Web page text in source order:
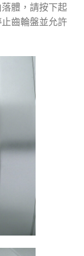
體，請按下起
齒輪盤並允許